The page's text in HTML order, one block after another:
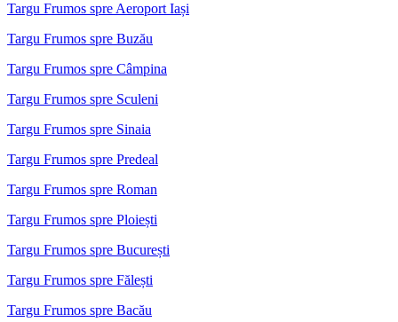
Targu Frumos spre Aeroport Iași
Targu Frumos spre Buzău
Targu Frumos spre Câmpina
Targu Frumos spre Sculeni
Targu Frumos spre Sinaia
Targu Frumos spre Predeal
Targu Frumos spre Roman
Targu Frumos spre Ploiești
Targu Frumos spre București
Targu Frumos spre Fălești
Targu Frumos spre Bacău